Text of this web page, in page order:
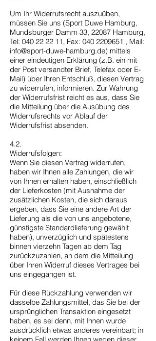
Um Ihr Widerrufsrecht auszuüben,
müssen Sie uns (Sport Duwe Hamburg,
Mundsburger Damm 33, 22087 Hamburg,
Tel: 040 22 22 11, Fax: 040 2209651 , Mail:
info@sport-duwe-hamburg.de) mittels
einer eindeutigen Erklärung (z.B. ein mit
der Post versandter Brief, Telefax oder E-
Mail) über Ihren Entschluß, diesen Vertrag
zu widerrufen, informieren. Zur Wahrung
der Widerrufsfrist reicht es aus, dass Sie
die Mitteilung über die Ausübung des
Widerrufsrechts vor Ablauf der
Widerrufsfrist absenden.
4.2.
Widerrufsfolgen:
Wenn Sie diesen Vertrag widerrufen,
haben wir Ihnen alle Zahlungen, die wir
von Ihnen erhalten haben, einschließlich
der Lieferkosten (mit Ausnahme der
zusätzlichen Kosten, die sich daraus
ergeben, dass Sie eine andere Art der
Lieferung als die von uns angebotene,
günstigste Standardlieferung gewählt
haben), unverzüglich und spätestens
binnen vierzehn Tagen ab dem Tag
zurückzuzahlen, an dem die Mitteilung
über Ihren Widerruf dieses Vertrages bei
uns eingegangen ist.
Für diese Rückzahlung verwenden wir
dasselbe Zahlungsmittel, das Sie bei der
ursprünglichen Transaktion eingesetzt
haben, es sei denn, mit Ihnen wurde
ausdrücklich etwas anderes vereinbart; in